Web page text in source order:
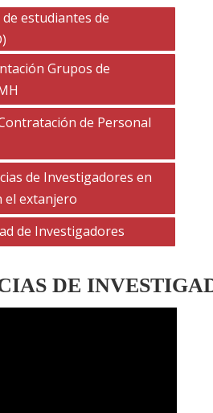
estudiantes de
Grupos de
de Personal
de Investigadores en
el extanjero
de Investigadores
DE